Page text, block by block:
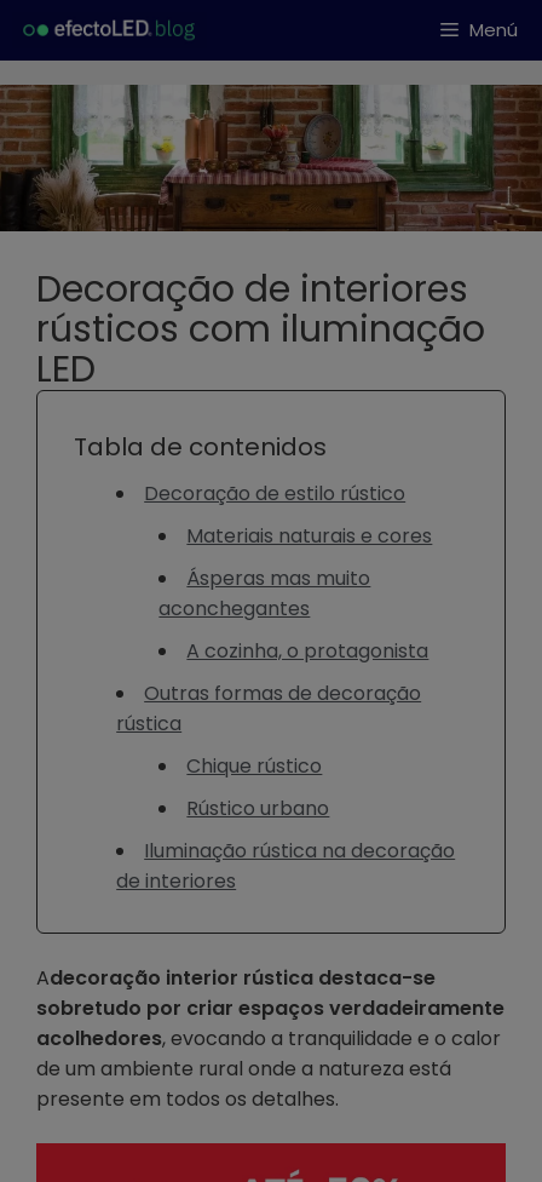
Menú
Decoração de interiores
rústicos com iluminação
LED
Tabla de contenidos
Decoração de estilo rústico
Materiais naturais e cores
Ásperas mas muito
aconchegantes
A cozinha, o protagonista
Outras formas de decoração
rústica
Chique rústico
Rústico urbano
Iluminação rústica na decoração
de interiores
Adecoração interior rústica destaca-se
sobretudo por criar espaços verdadeiramente
acolhedores, evocando a tranquilidade e o calor
de um ambiente rural onde a natureza está
presente em todos os detalhes.